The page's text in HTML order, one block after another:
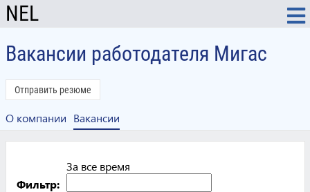
NEL
Вакансии работодателя Мигас
Отправить резюме
О компании Вакансии
Фильтр:
За все время